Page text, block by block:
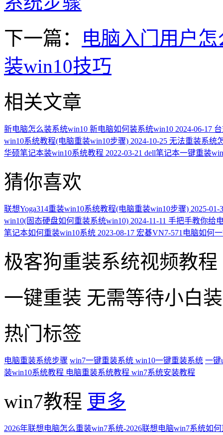
下一篇：
电脑入门用户
装win10技巧
相关文章
新电脑怎么装系统win10 新电脑如何装系统win10 2024-06-17
win10系统教程(电脑重装win10步骤) 2024-10-25 无法重装系统
华硕笔记本装win10系统教程 2022-03-21 dell笔记本一键重装
猜你喜欢
联想Yoga314重装win10系统教程(电脑重装win10步骤) 2025-01-
win10(固态硬盘如何重装系统win10) 2024-11-11 手把手教你给
笔记本如何重装win10系统 2023-08-17 宏碁VN7-571电脑如何
极客狗重装系统视频教程
一键重装 无需等待小白
热门标签
电脑重装系统步骤 win7一键重装系统 win10一键重装系统 一键
装win10系统教程 电脑重装系统教程 win7系统安装教程
win7教程 更多
2026年联想电脑怎么重装win7系统-2026联想电脑win7系统如